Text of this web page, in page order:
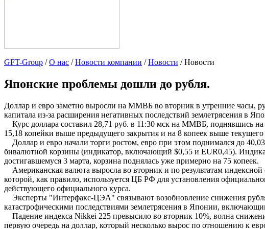
GFT-Group /О нас /Новости компании /Новости / Новости
Японские проблемы дошли до рубля.
Доллар и евро заметно выросли на ММВБ во вторник в утренние часы,
капитала из-за расширения негативных последствий землетрясения в
Курс доллара составил 28,71 руб. в 11:30 мск на ММВБ, поднявшись
15,18 копейки выше предыдущего закрытия и на 8 копеек выше
Доллар и евро начали торги ростом, евро при этом поднимался до
бивалютной корзины (индикатор, включающий $0,55 и EUR0,45).
достигавшемуся 3 марта, корзина поднялась уже примерно на 75 копеек.
Американская валюта выросла во вторник и по результатам
которой, как правило, используется ЦБ РФ для установления
действующего официального курса.
Эксперты "Интерфакс-ЦЭА" связывают возобновление снижения
катастрофическими последствиями землетрясения в Японии,
Падение индекса Nikkei 225 превысило во вторник 10%, волна
первую очередь на доллар, который несколько вырос по отношению к